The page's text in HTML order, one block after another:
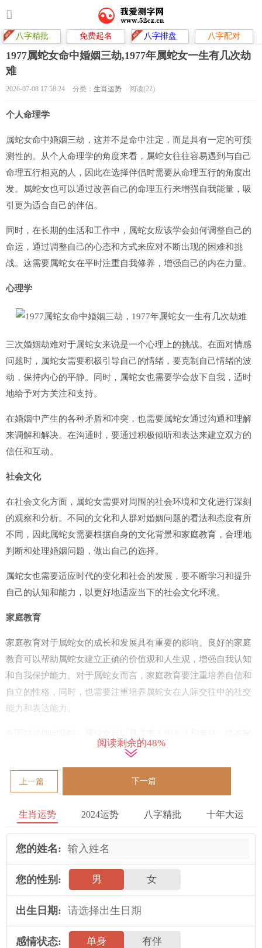
八字精批 免费起名 八字排盘 八字配对
1977属蛇女命中婚姻三劫,1977年属蛇女一生有几次劫
难
2026-07-08 17:58:24 分类： 生肖运势 阅读(22)
个人命理学
属蛇女命中婚姻三劫，这并不是命中注定，而是具有一定的可预
测性的。从个人命理学的角度来看，属蛇女往往容易遇到与自己
命理五行相克的人，因此在选择伴侣时需要从命理五行的角度出
发。属蛇女也可以通过改善自己的命理五行来增强自我能量，吸
引更为适合自己的伴侣。
同时，在长期的生活和工作中，属蛇女应该学会如何调整自己的
命运，通过调整自己的心态和方式来应对不断出现的困难和挑
战。这需要属蛇女在平时注重自我修养，增强自己的内在力量。
心理学
三次婚姻劫难对于属蛇女来说是一个心理上的挑战。在面对情感
问题时，属蛇女需要积极引导自己的情绪，要克制自己情绪的波
动，保持内心的平静。同时，属蛇女也需要学会放下自我，适时
地给予对方关注和支持。
在婚姻中产生的各种矛盾和冲突，也需要属蛇女通过沟通和理解
来调解和解决。在沟通时，要通过积极倾听和表达来建立双方的
信任和互动。
社会文化
在社会文化方面，属蛇女需要对周围的社会环境和文化进行深刻
的观察和分析。不同的文化和人群对婚姻问题的看法和态度有所
不同，因此属蛇女需要根据自身的文化背景和家庭教育，合理地
判断和处理婚姻问题，做出自己的选择。
属蛇女也需要适应时代的变化和社会的发展，要不断学习和提升
自己的认知和能力，以更好地适应当下的社会文化环境。
家庭教育
家庭教育对于属蛇女的成长和发展具有重要的影响。良好的家庭
教育可以帮助属蛇女建立正确的价值观和人生观，增强自我认知
和自我保护能力。对于属蛇女而言，家庭教育要注重培养自信和
自立的性格，同时，也需要注重培养属蛇女在人际交往中的社交
能力和表达能力。
人的经验和智慧，更加客观和理性地分析和处理问题。同时，也
需要在家庭生活中注重人际关系的维护和处理，避免因婚姻问题
而对家庭关系产生不良的影响。
职业发展
职业发展对于属蛇女的生活和婚姻问题同样具有重要的影响。通
过职业发展，属蛇女可以积累自己的人生经验和人脉资源，增强
自身的社会地位和人际关系。在职场中，属蛇女可以学会如何处
理人际关系，如***衡工作和生活，这些对于婚姻问题的处理都
具有一定的价值。
动和过于多疑等，建立自己的职场形象和品牌。
阅读剩余的48%
上一篇 下一篇
生肖运势 2024运势 八字精批 十年大运
您的姓名:
您的性别: 男 女
出生日期:
感情状态: 单身 有伴